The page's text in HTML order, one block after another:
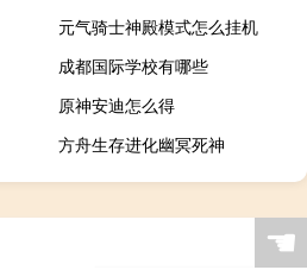
元气骑士神殿模式怎么挂机
成都国际学校有哪些
原神安迪怎么得
方舟生存进化幽冥死神
☚